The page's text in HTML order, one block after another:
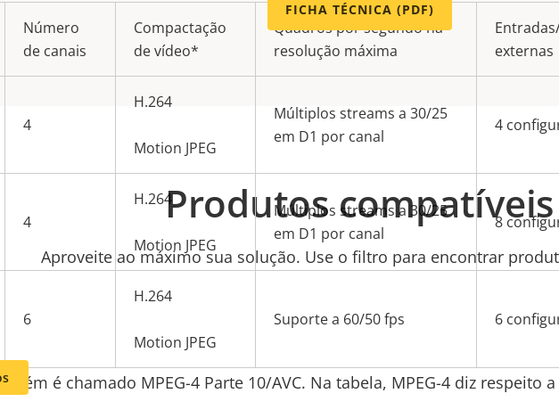
Número
de canais
Compactação
de vídeo*
Quadros por segundo na
resolução máxima
externas
4
H.264
Motion JPEG
Múltiplos streams a 30/25
em D1 por canal
4
4
H.264
Motion JPEG
Múltiplos streams a 30/25
em D1 por canal
8
6
H.264
Motion JPEG
Suporte a 60/50 fps 6
é chamado MPEG-4 Parte 10/AVC. Na tabela, MPEG-4 diz respeito
FICHA TÉCNICA (PDF)
Produtos compatíveis
Aproveite ao máximo sua solução. Use o filtro para encontrar